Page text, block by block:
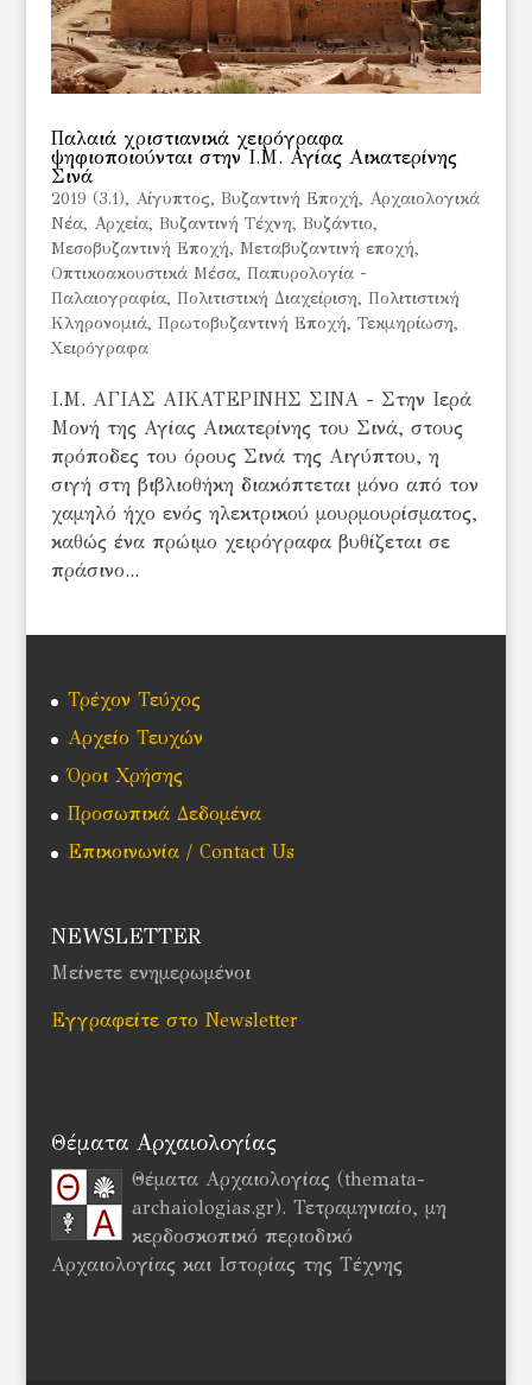
Παλαιά χριστιανικά χειρόγραφα
ψηφιοποιούνται στην Ι.Μ. Αγίας Αικατερίνης
Σινά
2019 (3.1), Aίγυπτος, Bυζαντινή Εποχή, Αρχαιολογικά
Νέα, Αρχεία, Βυζαντινή Τέχνη, Βυζάντιο,
Μεσοβυζαντινή Εποχή, Μεταβυζαντινή εποχή,
Οπτικοακουστικά Μέσα, Παπυρολογία -
Παλαιογραφία, Πολιτιστική Διαχείριση, Πολιτιστική
Κληρονομιά, Πρωτοβυζαντινή Εποχή, Τεκμηρίωση,
Χειρόγραφα
Ι.Μ. ΑΓΙΑΣ ΑΙΚΑΤΕΡΙΝΗΣ ΣΙΝΑ - Στην Ιερά
Μονή της Αγίας Αικατερίνης του Σινά, στους
πρόποδες του όρους Σινά της Αιγύπτου, η
σιγή στη βιβλιοθήκη διακόπτεται μόνο από τον
χαμηλό ήχο ενός ηλεκτρικού μουρμουρίσματος,
καθώς ένα πρώιμο χειρόγραφα βυθίζεται σε
πράσινο...
Τρέχον Τεύχος
Αρχείο Τευχών
Όροι Χρήσης
Προσωπικά Δεδομένα
Επικοινωνία / Contact Us
NEWSLETTER
Μείνετε ενημερωμένοι
Εγγραφείτε στο Newsletter
Θέματα Αρχαιολογίας
Θέματα Αρχαιολογίας (themata-
archaiologias.gr). Τετραμηνιαίο, μη
κερδοσκοπικό περιοδικό
Αρχαιολογίας και Ιστορίας της Τέχνης